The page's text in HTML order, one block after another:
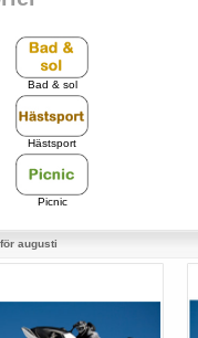
Bad & sol
Hästsport
Picnic
augusti